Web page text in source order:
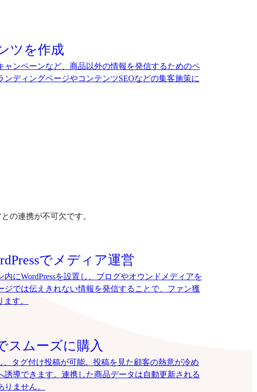
ツを作成
ャンペーンなど、商品以外の情報を発信するためのペ
ンディングページやコンテンツSEOなどの集客施策に
の連携が不可欠です。
でメディア運営
にWordPressを設置し、ブログやオウンドメディアを
ジでは伝えきれない情報を発信することで、ファン獲
す。
スムーズに購入
、タグ付け投稿が可能。投稿を見た顧客の熱意が冷め
誘導できます。連携した商品データは自動更新される
ません。